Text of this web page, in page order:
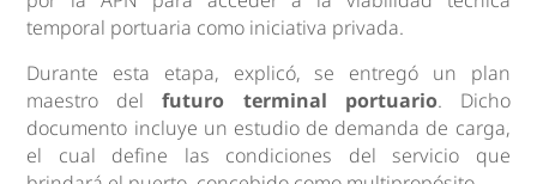
temporal portuaria como iniciativa privada.
Durante esta etapa, explicó, se entregó un plan
maestro delfuturo terminal portuario. Dicho
documento incluye un estudio de demanda de carga,
el cual define las condiciones del servicio que